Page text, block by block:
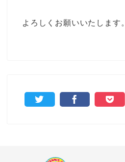
よろしくお願いいたします。